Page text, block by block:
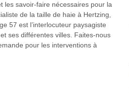
les savoir-faire nécessaires pour la
de la taille de haie à Hertzing,
57 est l’interlocuteur paysagiste
ses différentes villes. Faites-nous
pour les interventions à